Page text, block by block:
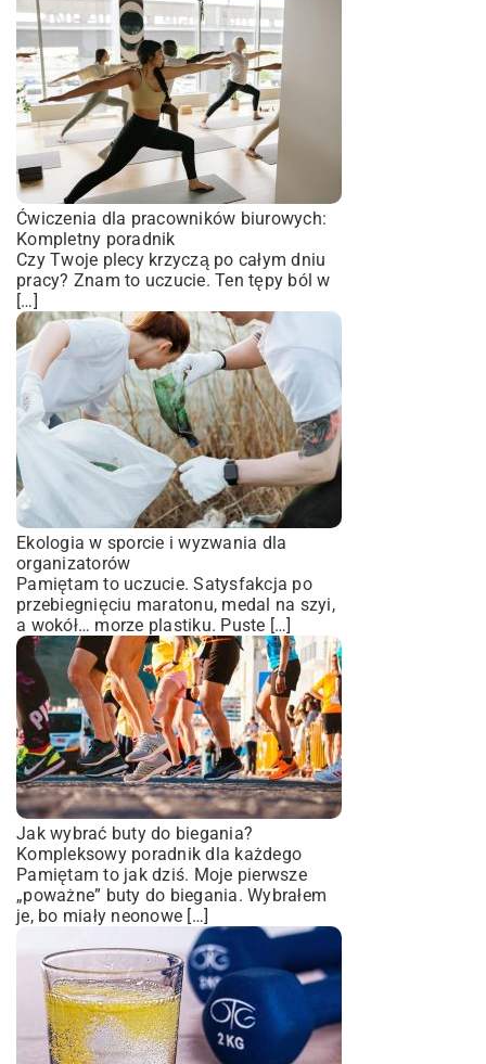
Ćwiczenia dla pracowników biurowych:
Kompletny poradnik
Czy Twoje plecy krzyczą po całym dniu
pracy? Znam to uczucie. Ten tępy ból w
[…]
Ekologia w sporcie i wyzwania dla
organizatorów
Pamiętam to uczucie. Satysfakcja po
przebiegnięciu maratonu, medal na szyi,
a wokół… morze plastiku. Puste […]
Jak wybrać buty do biegania?
Kompleksowy poradnik dla każdego
Pamiętam to jak dziś. Moje pierwsze
„poważne” buty do biegania. Wybrałem
je, bo miały neonowe […]